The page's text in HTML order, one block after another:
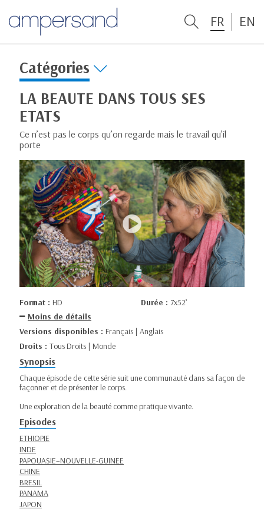
FR EN
Catégories
LA BEAUTE DANS TOUS SES
ETATS
Ce n’est pas le corps qu’on regarde mais le travail qu’il
porte
Format : HD Durée : 7x52’
Moins de détails
Versions disponibles : Français | Anglais
Droits : Tous Droits | Monde
Synopsis
Chaque épisode de cette série suit une communauté dans sa façon de
façonner et de présenter le corps.
Une exploration de la beauté comme pratique vivante.
Episodes
ETHIOPIE
INDE
PAPOUASIE–NOUVELLE-GUINEE
CHINE
BRESIL
PANAMA
JAPON